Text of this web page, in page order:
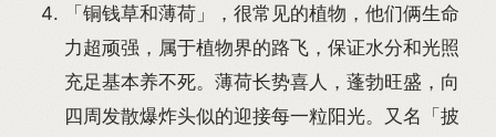
「铜钱草和薄荷」，很常见的植物，他们俩生命
力超顽强，属于植物界的路飞，保证水分和光照
充足基本养不死。薄荷长势喜人，蓬勃旺盛，向
四周发散爆炸头似的迎接每一粒阳光。又名「披